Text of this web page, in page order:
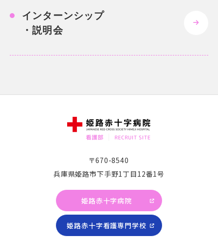
インターンシップ
・説明会
〒670-8540
兵庫県姫路市下手野1丁目12番1号
姫路赤十字病院
姫路赤十字看護専門学校